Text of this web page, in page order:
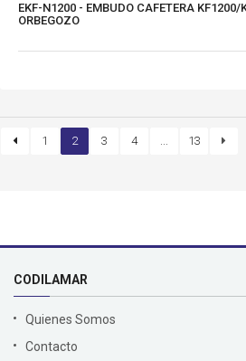
EKF-N1200 - EMBUDO CAFETERA
ORBEGOZO
1 2 3 4 ... 13
CODILAMAR
Quienes Somos
Contacto